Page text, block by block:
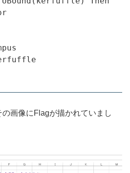
画像にFlagが描かれていまし